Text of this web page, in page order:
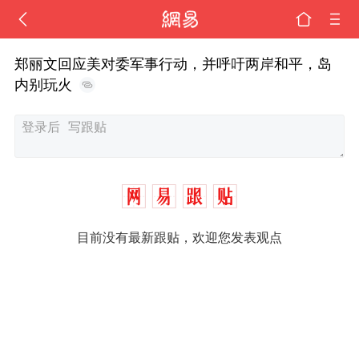
郑丽文回应美对委军事行动，并呼吁两岸和平，岛
内别玩火
目前没有最新跟贴，欢迎您发表观点